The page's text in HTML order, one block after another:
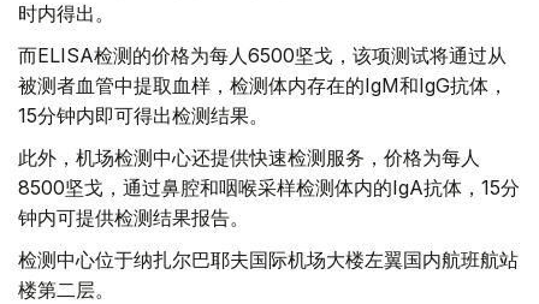
时内得出。
而ELISA检测的价格为每人6500坚戈，该项测试将通过从
被测者血管中提取血样，检测体内存在的IgM和IgG抗体，
15分钟内即可得出检测结果。
此外，机场检测中心还提供快速检测服务，价格为每人
8500坚戈，通过鼻腔和咽喉采样检测体内的IgA抗体，15分
钟内可提供检测结果报告。
检测中心位于纳扎尔巴耶夫国际机场大楼左翼国内航班航站
楼第二层。